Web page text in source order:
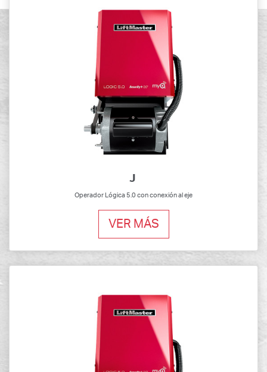
J
Operador Lógica 5.0 con conexión al eje
VER MÁS